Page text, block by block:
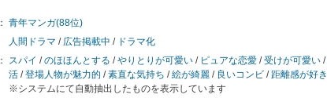
： 青年マンガ(88位)
人間ドラマ / 広告掲載中 / ドラマ化
： スパイ /のほほんとする /やりとりが可愛い / ピュアな恋愛 /受けが可愛い /
活 /登場人物が魅力的 /素直な気持ち /絵が綺麗 / 良いコンビ /距離感が好き
※システムにて自動抽出したものを表示しています